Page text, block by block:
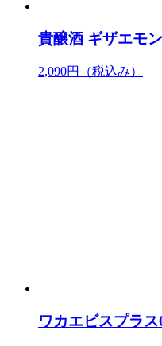
貴醸酒 ギザエモ
2,090円 （税込み）
ワカエビスプラ